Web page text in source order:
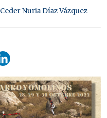
Ceder Nuria Díaz Vázquez